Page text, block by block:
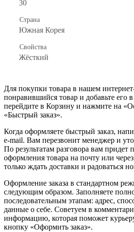
30
Страна
Южная Корея
Свойства
Жёсткий
Для покупки товара в нашем
понравившийся товар и добавьте его
перейдите в Корзину и нажмите на
«Быстрый заказ».
Когда оформляете быстрый заказ,
e-mail. Вам перезвонит менеджер и
По результатам разговора вам придет
оформления товара на почту или
только ждать доставки и радоваться
Оформление заказа в стандартном
следующим образом. Заполняете
последовательным этапам: адрес,
данные о себе. Советуем в
информацию, которая поможет
кнопку «Оформить заказ».